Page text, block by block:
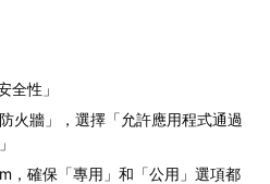
全性」
火牆」，選擇「允許應用程式通過
，確保「專用」和「公用」選項都